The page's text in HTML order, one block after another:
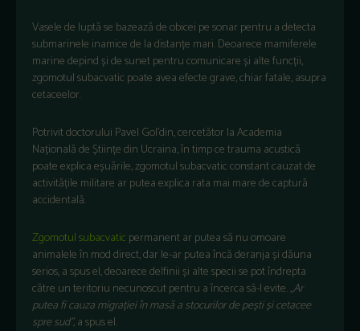
Vasele de luptă se bazează de obicei pe sonar pentru a detecta
submarinele inamice de la distanțe mari. Deoarece mamiferele
marine depind și de sunet pentru comunicare și alte funcții,
zgomotul subacvatic poate avea efecte grave, chiar fatale, asupra
cetaceelor.
Potrivit doctorului Pavel Gol’din, cercetător la Academia
Națională de Științe din Ucraina, în timp ce trauma acustică
poate explica eșuările, zgomotul subacvatic constant cauzat de
activitățile militare ar putea explica rata mai mare de captură
accidentală.
Zgomotul subacvatic permanent ar putea să nu omoare
animalele în mod direct, dar le-ar putea încă deranja și dăuna
serios, a spus el, deoarece delfinii și alte specii se pot îndrepta
către un teritoriu necunoscut pentru a încerca să-l evite.„Ar
putea fi cauza migrației în masă a stocurilor de pești și cetacee
spre sud”,a spus el.